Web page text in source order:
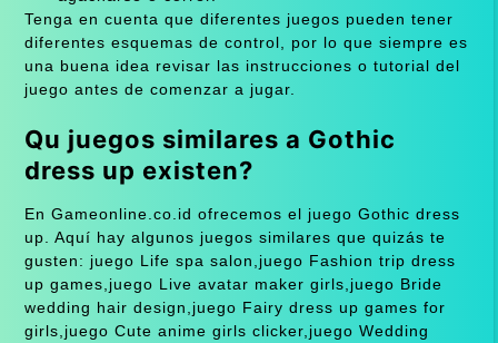
Tenga en cuenta que diferentes juegos pueden tener
diferentes esquemas de control, por lo que siempre es
una buena idea revisar las instrucciones o tutorial del
juego antes de comenzar a jugar.
Qu juegos similares a Gothic
dress up existen?
En Gameonline.co.id ofrecemos el juego Gothic dress
up. Aquí hay algunos juegos similares que quizás te
gusten: juego Life spa salon,juego Fashion trip dress
up games,juego Live avatar maker girls,juego Bride
wedding hair design,juego Fairy dress up games for
girls,juego Cute anime girls clicker,juego Wedding